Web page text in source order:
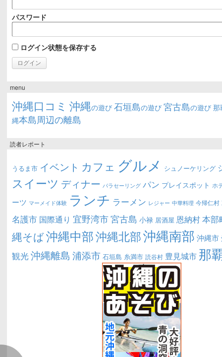
パスワード
ログイン状態を保存する
menu
沖縄口コミ 沖縄の遊び 石垣島の遊び 宮古島の遊び 那
縄本島周辺の離島
読者レポート
うるま市 イベント カフェ グルメ シュノーケリング
スイーツ ディナー パラセーリング パン プレイスポット ホ
ーツ マーメイド体験 ランチ ラーメン レジャー 中華料理 今帰仁村
名護市 国際通り 宜野湾市宮古島 小禄 居酒屋 恩納村本部
縄そば沖縄中部沖縄北部沖縄南部 沖縄市
観光沖縄離島 浦添市 石垣島 糸満市 読谷村 豊見城市 那